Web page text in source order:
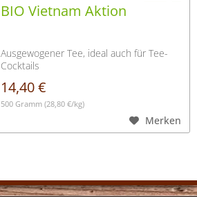
BIO Vietnam Aktion
Ausgewogener Tee, ideal auch für Tee-
Cocktails
14,40 €
500 Gramm (28,80 €/kg)
Merken